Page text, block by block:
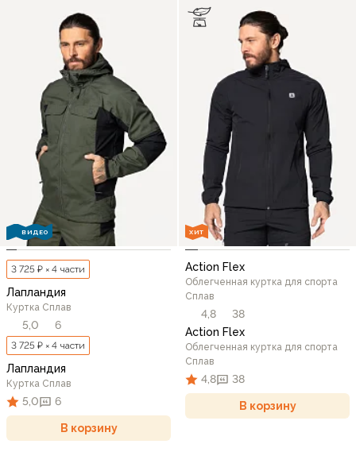
ВИДЕО
3 725 ₽ × 4 части
Лапландия
Куртка Сплав
5,0 6
3 725 ₽ × 4 части
Лапландия
Куртка Сплав
5,0 6
В корзину
ХИТ
Action Flex
Облегченная куртка для спорта
Сплав
4,8
38
Action Flex
Облегченная куртка для спорта
Сплав
4,8 38
В корзину